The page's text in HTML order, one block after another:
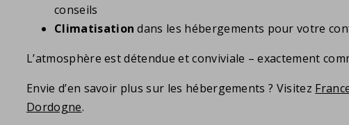
conseils
Climatisation dans les hébergements pour votre
L’atmosphère est détendue et conviviale – exactement
Envie d’en savoir plus sur les hébergements ? Visitez
Dordogne.